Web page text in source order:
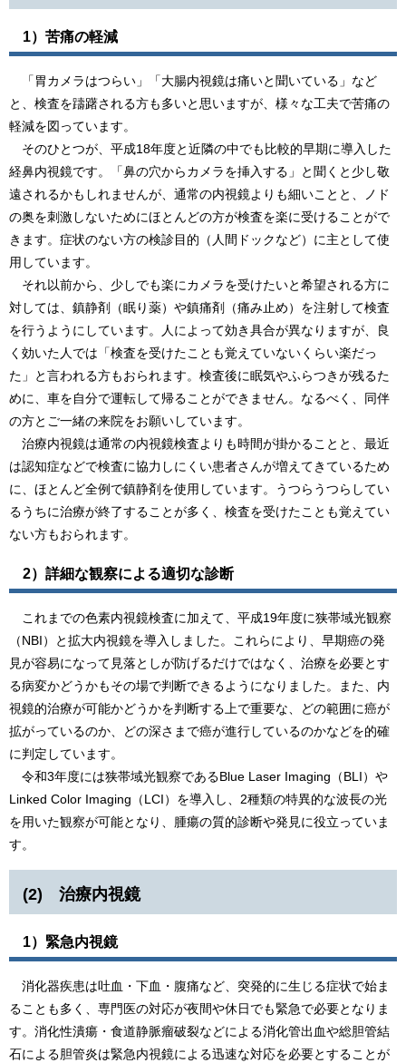
1）苦痛の軽減
「胃カメラはつらい」「大腸内視鏡は痛いと聞いている」など
と、検査を躊躇される方も多いと思いますが、様々な工夫で苦痛の
軽減を図っています。
そのひとつが、平成18年度と近隣の中でも比較的早期に導入した
経鼻内視鏡です。「鼻の穴からカメラを挿入する」と聞くと少し敬
遠されるかもしれませんが、通常の内視鏡よりも細いことと、ノド
の奥を刺激しないためにほとんどの方が検査を楽に受けることがで
きます。症状のない方の検診目的（人間ドックなど）に主として使
用しています。
それ以前から、少しでも楽にカメラを受けたいと希望される方に
対しては、鎮静剤（眠り薬）や鎮痛剤（痛み止め）を注射して検査
を行うようにしています。人によって効き具合が異なりますが、良
く効いた人では「検査を受けたことも覚えていないくらい楽だっ
た」と言われる方もおられます。検査後に眠気やふらつきが残るた
めに、車を自分で運転して帰ることができません。なるべく、同伴
の方とご一緒の来院をお願いしています。
治療内視鏡は通常の内視鏡検査よりも時間が掛かることと、最近
は認知症などで検査に協力しにくい患者さんが増えてきているため
に、ほとんど全例で鎮静剤を使用しています。うつらうつらしてい
るうちに治療が終了することが多く、検査を受けたことも覚えてい
ない方もおられます。
2）詳細な観察による適切な診断
これまでの色素内視鏡検査に加えて、平成19年度に狭帯域光観察
（NBI）と拡大内視鏡を導入しました。これらにより、早期癌の発
見が容易になって見落としが防げるだけではなく、治療を必要とす
る病変かどうかもその場で判断できるようになりました。また、内
視鏡的治療が可能かどうかを判断する上で重要な、どの範囲に癌が
拡がっているのか、どの深さまで癌が進行しているのかなどを的確
に判定しています。
​ 令和3年度には狭帯域光観察であるBlue Laser Imaging（BLI）や
Linked Color Imaging（LCI）を導入し、2種類の特異的な波長の光
を用いた観察が可能となり、腫瘍の質的診断や発見に役立っていま
す。
(2) 治療内視鏡
1）緊急内視鏡
消化器疾患は吐血・下血・腹痛など、突発的に生じる症状で始ま
ることも多く、専門医の対応が夜間や休日でも緊急で必要となりま
す。消化性潰瘍・食道静脈瘤破裂などによる消化管出血や総胆管結
石による胆管炎は緊急内視鏡による迅速な対応を必要とすることが